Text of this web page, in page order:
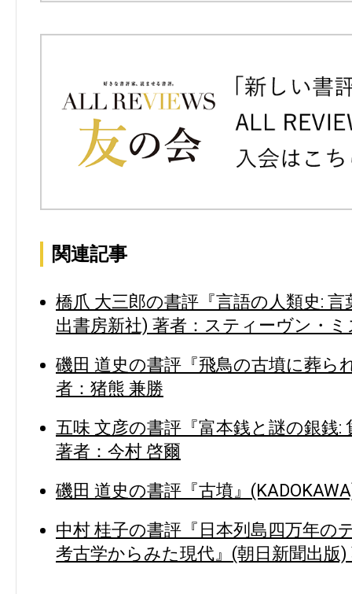
関連記事
橋爪 大三郎の書評『言語の人類史:
出書房新社) 著者：スティーヴン・
磯田 道史の書評『飛鳥の古墳に葬ら
者：猪熊 兼勝
五味 文彦の書評『富本銭と謎の銀銭:
著者：今村 啓爾
磯田 道史の書評『古墳』
中村 桂子の書評『日本列島四万年の
考古学からみた現代』(朝日新聞出版)